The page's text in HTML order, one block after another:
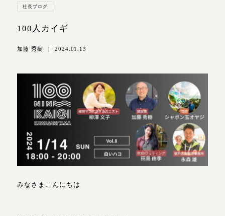
社長ブログ
100人カイギ
加藤 秀樹 | 2024.01.13
みなさまこんにちは